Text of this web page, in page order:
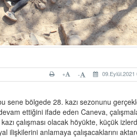
09.Eylül.2021
-
+
sene bölgede 28. kazı sezonunu
devam ettiğini ifade eden Caneva,
çalışması olacak höyükte, küçük
ilişkilerini anlamaya çalışacaklarını